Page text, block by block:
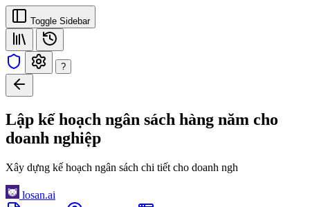
Toggle Sidebar
?
Lập kế hoạch ngân sách hàng năm cho
doanh nghiệp
Xây dựng kế hoạch ngân sách chi tiết cho doanh ngh
losan.ai